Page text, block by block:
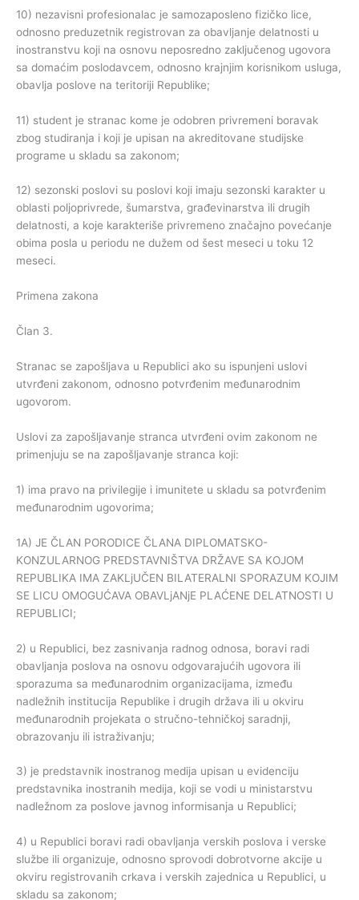
10) nezavisni profesionalac je samozaposleno fizičko lice,
odnosno preduzetnik registrovan za obavljanje delatnosti u
inostranstvu koji na osnovu neposredno zaključenog ugovora
sa domaćim poslodavcem, odnosno krajnjim korisnikom usluga,
obavlja poslove na teritoriji Republike;
11) student je stranac kome je odobren privremeni boravak
zbog studiranja i koji je upisan na akreditovane studijske
programe u skladu sa zakonom;
12) sezonski poslovi su poslovi koji imaju sezonski karakter u
oblasti poljoprivrede, šumarstva, građevinarstva ili drugih
delatnosti, a koje karakteriše privremeno značajno povećanje
obima posla u periodu ne dužem od šest meseci u toku 12
meseci.
Primena zakona
Član 3.
Stranac se zapošljava u Republici ako su ispunjeni uslovi
utvrđeni zakonom, odnosno potvrđenim međunarodnim
ugovorom.
Uslovi za zapošljavanje stranca utvrđeni ovim zakonom ne
primenjuju se na zapošljavanje stranca koji:
1) ima pravo na privilegije i imunitete u skladu sa potvrđenim
međunarodnim ugovorima;
1A) JE ČLAN PORODICE ČLANA DIPLOMATSKO-
KONZULARNOG PREDSTAVNIŠTVA DRŽAVE SA KOJOM
REPUBLIKA IMA ZAKLjUČEN BILATERALNI SPORAZUM KOJIM
SE LICU OMOGUĆAVA OBAVLjANjE PLAĆENE DELATNOSTI U
REPUBLICI;
2) u Republici, bez zasnivanja radnog odnosa, boravi radi
obavljanja poslova na osnovu odgovarajućih ugovora ili
sporazuma sa međunarodnim organizacijama, između
nadležnih institucija Republike i drugih država ili u okviru
međunarodnih projekata o stručno-tehničkoj saradnji,
obrazovanju ili istraživanju;
3) je predstavnik inostranog medija upisan u evidenciju
predstavnika inostranih medija, koji se vodi u ministarstvu
nadležnom za poslove javnog informisanja u Republici;
4) u Republici boravi radi obavljanja verskih poslova i verske
službe ili organizuje, odnosno sprovodi dobrotvorne akcije u
okviru registrovanih crkava i verskih zajednica u Republici, u
skladu sa zakonom;